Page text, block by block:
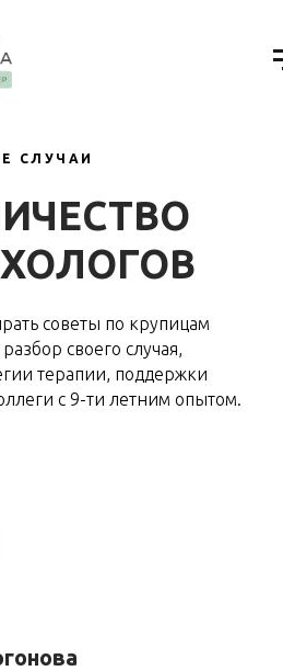
СЛУЧАИ
советы по крупицам
своего случая,
терапии, поддержки
с 9-ти летним опытом.